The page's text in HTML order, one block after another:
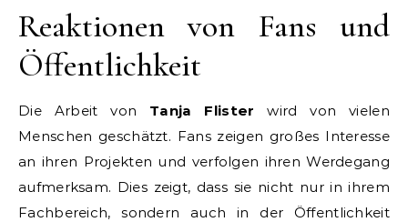
Reaktionen von Fans und
Öffentlichkeit
Die Arbeit von Tanja Flister wird von vielen
Menschen geschätzt. Fans zeigen großes Interesse
an ihren Projekten und verfolgen ihren Werdegang
aufmerksam. Dies zeigt, dass sie nicht nur in ihrem
Fachbereich, sondern auch in der Öffentlichkeit